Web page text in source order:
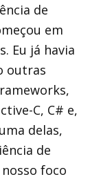
de
em
Eu já havia
outras
C, C# e,
delas,
de
foco